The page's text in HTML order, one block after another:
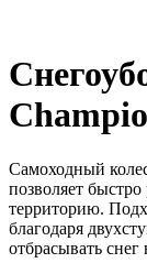
Самоходный
позволяет
территорию.
благодаря
отбрасывать снег